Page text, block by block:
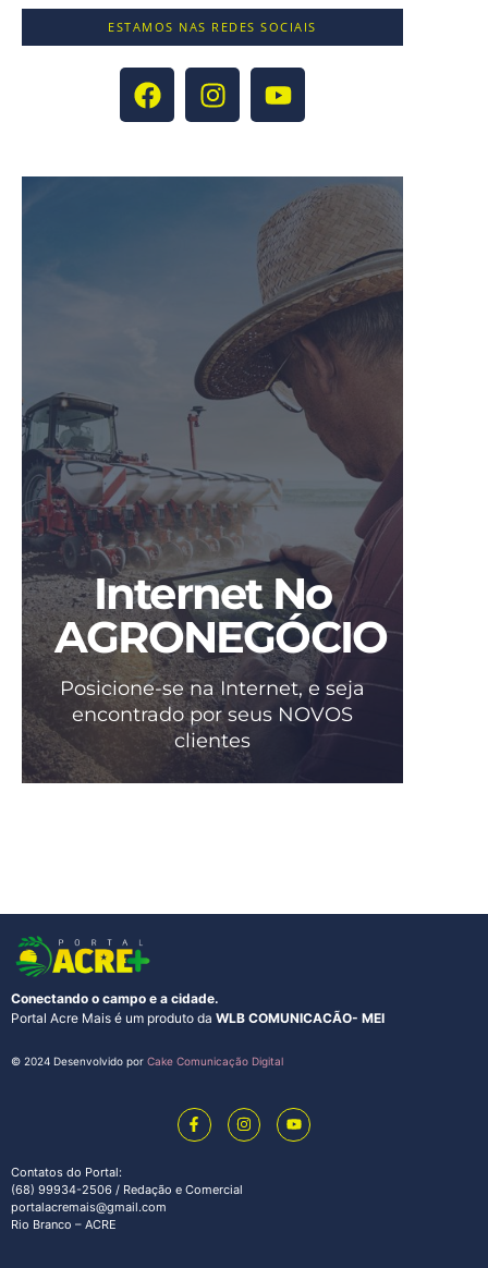
ESTAMOS NAS REDES SOCIAIS
Internet No
AGRONEGÓCIO
Posicione-se na Internet, e seja
encontrado por seus NOVOS
clientes
Conectando o campo e a cidade.
Portal Acre Mais é um produto da WLB COMUNICACÃO- MEI
© 2024 Desenvolvido por Cake Comunicação Digital
Contatos do Portal:
(68) 99934-2506 / Redação e Comercial
portalacremais@gmail.com
Rio Branco – ACRE